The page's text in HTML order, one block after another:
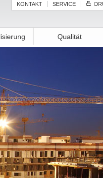
KONTAKT SERVICE
Qualität